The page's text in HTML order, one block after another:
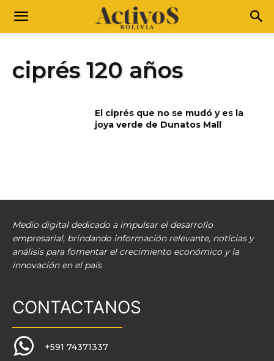
ciprés 120 años
El ciprés que no se mudó y es la
joya verde de Dunatos Mall
Medio digital dedicado a impulsar el desarrollo
empresarial, brindando información relevante, noticias y
análisis para fomentar el crecimiento económico y la
innovación en el país
CONTACTANOS
+591 74371337